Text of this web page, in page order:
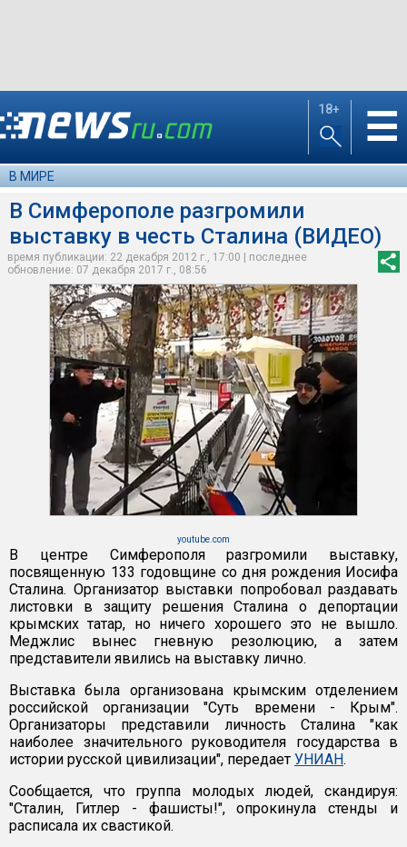
18+ ☰
В МИРЕ
В Симферополе разгромили
выставку в честь Сталина (ВИДЕО)
время публикации: 22 декабря 2012 г., 17:00 | последнее
обновление: 07 декабря 2017 г., 08:56
youtube.com
В центре Симферополя разгромили выставку,
посвященную 133 годовщине со дня рождения Иосифа
Сталина. Организатор выставки попробовал раздавать
листовки в защиту решения Сталина о депортации
крымских татар, но ничего хорошего это не вышло.
Меджлис вынес гневную резолюцию, а затем
представители явились на выставку лично.
Выставка была организована крымским отделением
российской организации "Суть времени - Крым".
Организаторы представили личность Сталина "как
наиболее значительного руководителя государства в
истории русской цивилизации", передает УНИАН.
Сообщается, что группа молодых людей, скандируя:
"Сталин, Гитлер - фашисты!", опрокинула стенды и
расписала их свастикой.